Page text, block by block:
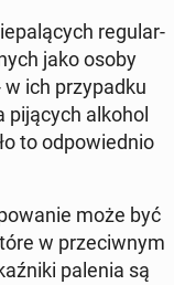
re­gu­lar­
jako osoby
ich przy­pad­ku
pi­ją­cych alkohol
to od­po­wied­nio
może być
w prze­ciw­nym
palenia są